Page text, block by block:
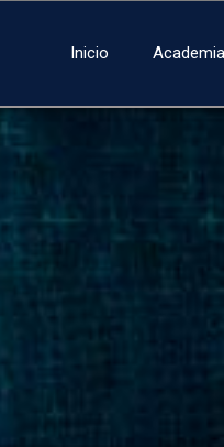
Inicio Academia